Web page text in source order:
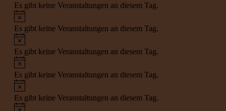
Es gibt keine Veranstaltungen an diesem Tag.
Hinweis
Es gibt keine Veranstaltungen an diesem Tag.
Hinweis
Es gibt keine Veranstaltungen an diesem Tag.
Hinweis
Es gibt keine Veranstaltungen an diesem Tag.
Hinweis
Es gibt keine Veranstaltungen an diesem Tag.
Hinweis